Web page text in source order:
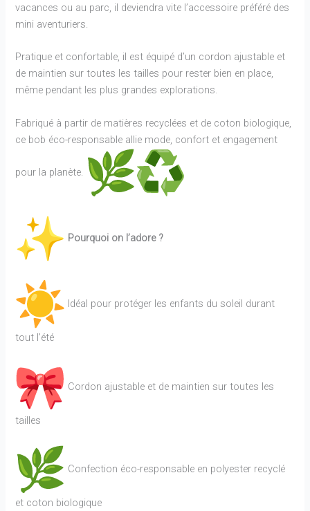
vacances ou au parc, il deviendra vite l’accessoire préféré des
mini aventuriers.
Pratique et confortable, il est équipé d’un cordon ajustable et
de maintien sur toutes les tailles pour rester bien en place,
même pendant les plus grandes explorations.
Fabriqué à partir de matières recyclées et de coton biologique,
ce bob éco-responsable allie mode, confort et engagement
pour la planète.
Pourquoi on l’adore ?
Idéal pour protéger les enfants du soleil durant
tout l’été
Cordon ajustable et de maintien sur toutes les
tailles
Confection éco-responsable en polyester recyclé
et coton biologique